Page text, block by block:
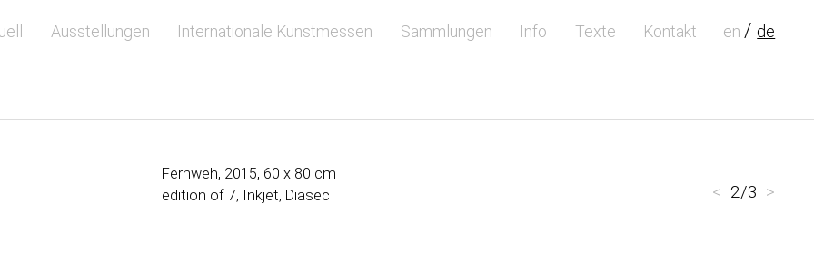
Ausstellungen Internationale Kunstmessen Sammlungen Info Texte Kontakt en de
Fernweh, 2015, 60 x 80 cm
edition of 7, Inkjet, Diasec
< 2/3 >